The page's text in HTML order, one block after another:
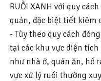
RUỒI XANH với quy
quản, đặc biệt tiết kiêm
- Tùy theo quy cách
tại các khu vực diện
như nhà ở, quán ăn, hố
vực xử lý ruồi thường